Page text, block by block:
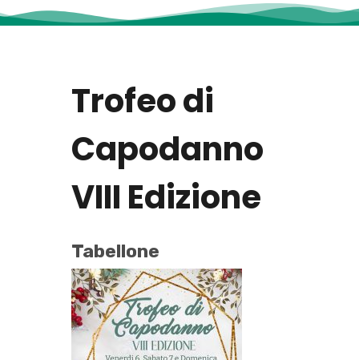
Trofeo di
Capodanno
VIII Edizione
Tabellone